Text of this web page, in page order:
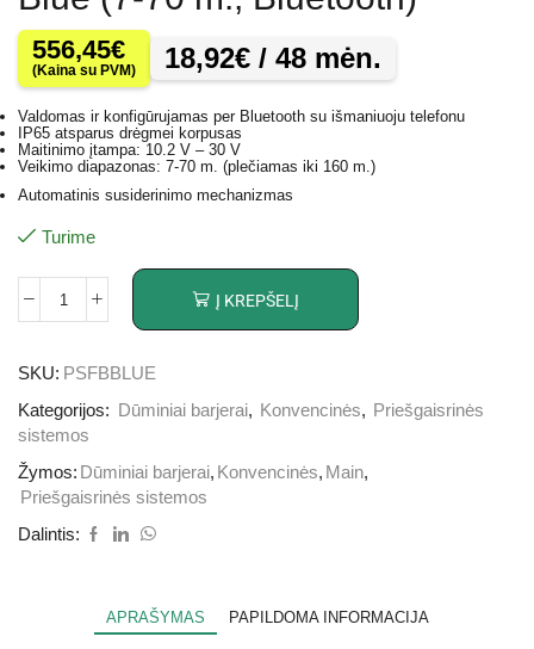
556,45€
(Kaina su PVM) 18,92€ / 48 mėn.
Valdomas ir konfigūrujamas per Bluetooth su išmaniuoju telefonu
IP65 atsparus drėgmei korpusas
Maitinimo įtampa: 10.2 V – 30 V
Veikimo diapazonas: 7-70 m. (plečiamas iki 160 m.)
Automatinis susiderinimo mechanizmas
Turime
Į KREPŠELĮ
SKU: PSFBBLUE
Kategorijos:
Dūminiai barjerai, Konvencinės, Priešgaisrinės
sistemos
Žymos: Dūminiai barjerai, Konvencinės, Main,
Priešgaisrinės sistemos
Dalintis:
APRAŠYMAS PAPILDOMA INFORMACIJA